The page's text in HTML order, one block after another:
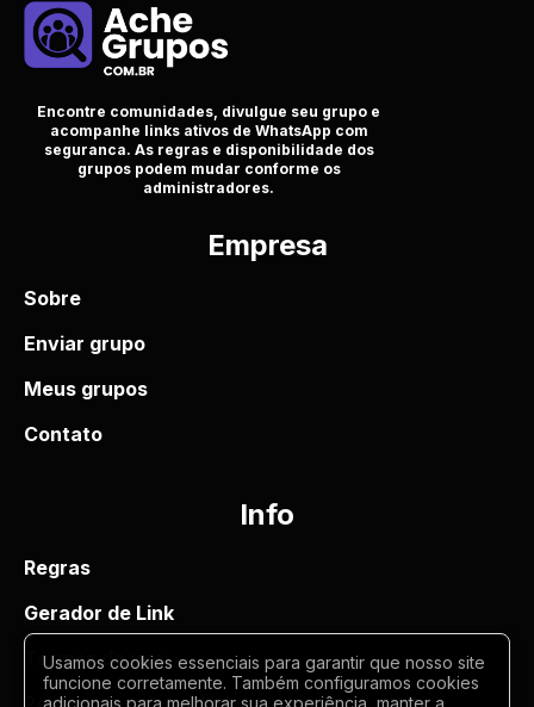
Encontre comunidades, divulgue seu grupo e
acompanhe links ativos de WhatsApp com
seguranca. As regras e disponibilidade dos
grupos podem mudar conforme os
administradores.
Empresa
Sobre
Enviar grupo
Meus grupos
Contato
Info
Regras
Gerador de Link
Termos de uso
Usamos cookies essenciais para garantir que nosso site
funcione corretamente. Também configuramos cookies
adicionais para melhorar sua experiência, manter a